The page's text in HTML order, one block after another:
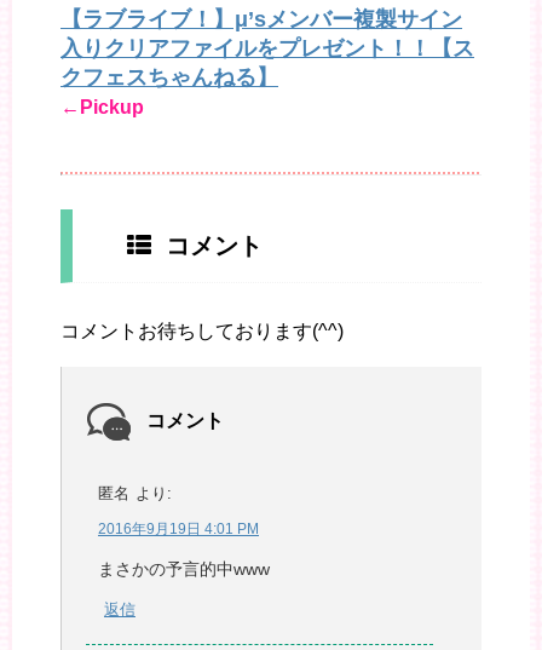
【ラブライブ！】μ’sメンバー複製サイン
入りクリアファイルをプレゼント！！【ス
クフェスちゃんねる】
←Pickup
コメント
コメントお待ちしております(^^)
コメント
匿名 より:
2016年9月19日 4:01 PM
まさかの予言的中www
返信